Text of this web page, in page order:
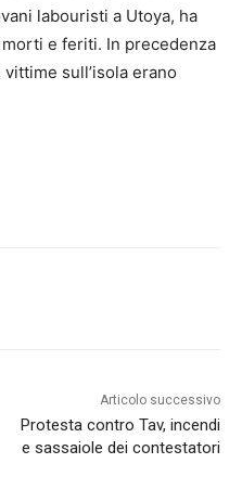
labouristi a Utoya, ha
e feriti. In precedenza
sull’isola erano
Articolo successivo
Protesta contro Tav, incendi
e sassaiole dei contestatori